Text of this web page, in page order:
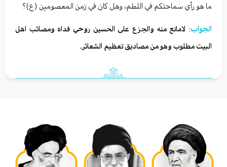
ما هو رأي سماحتكم في اللطم، وهل كان في زمن المعصومين (ع)؟
الجواب: لامانع منه والجزع على الحسين روحي فداه ومصائب اهل
البيت مطلوب وهو من مصاديق تعظيم الشعائر.